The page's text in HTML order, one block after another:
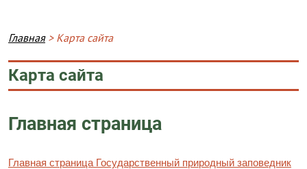
Строка навигации
Главная Карта сайта
Карта сайта
Главная страница
Главная страница Государственный природный заповедник